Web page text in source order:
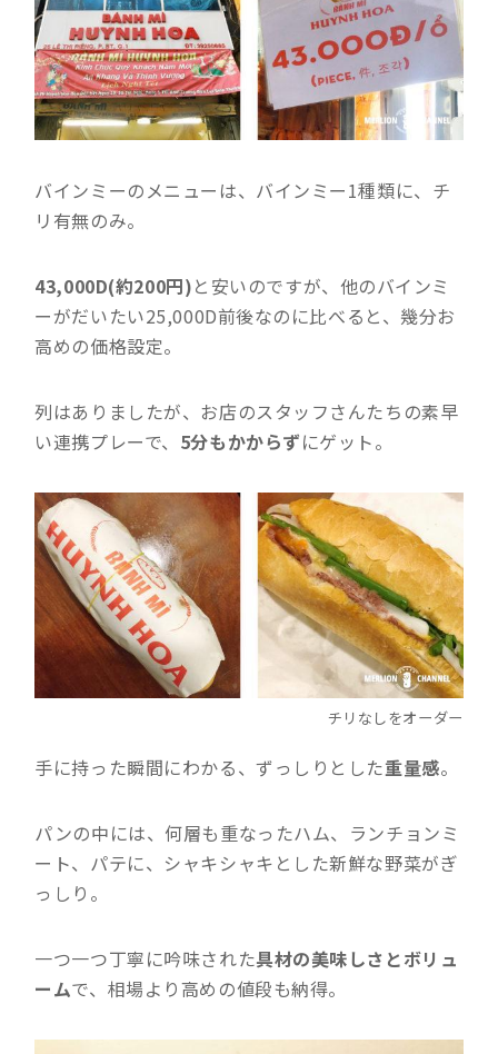
バインミーのメニューは、バインミー1種類に、チ
リ有無のみ。
43,000D(約200円)と安いのですが、他のバインミ
ーがだいたい25,000D前後なのに比べると、幾分お
高めの価格設定。
列はありましたが、お店のスタッフさんたちの素早
い連携プレーで、 5分もかからずにゲット。
チリなしをオーダー
手に持った瞬間にわかる、ずっしりとした重量感。
パンの中には、何層も重なったハム、ランチョンミ
ート、パテに、シャキシャキとした新鮮な野菜がぎ
っしり。
一つ一つ丁寧に吟味された具材の美味しさとボリュ
ームで、相場より高めの値段も納得。